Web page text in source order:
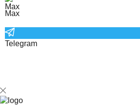
Max
Telegram